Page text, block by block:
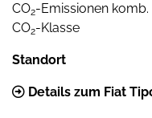
CO2-Emissionen komb.
CO2-Klasse
Standort
Details zum Fiat